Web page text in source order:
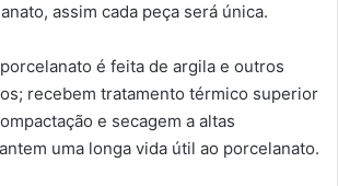
assim cada peça será única.
é feita de argila e outros
recebem tratamento térmico superior
e secagem a altas
uma longa vida útil ao porcelanato.